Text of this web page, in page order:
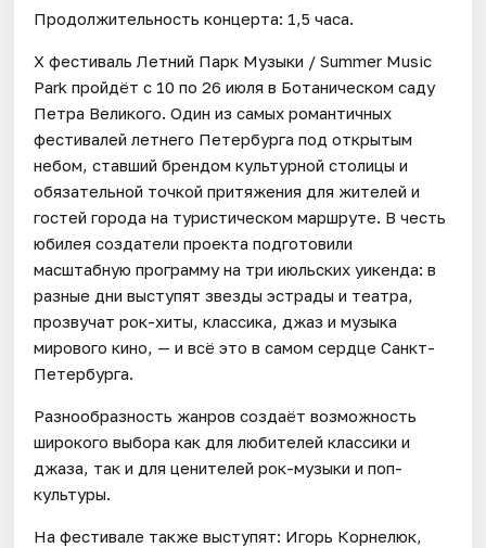
Продолжительность концерта: 1,5 часа.
Х фестиваль Летний Парк Музыки / Summer Music
Park пройдёт с 10 по 26 июля в Ботаническом саду
Петра Великого. Один из самых романтичных
фестивалей летнего Петербурга под открытым
небом, ставший брендом культурной столицы и
обязательной точкой притяжения для жителей и
гостей города на туристическом маршруте. В честь
юбилея создатели проекта подготовили
масштабную программу на три июльских уикенда: в
разные дни выступят звезды эстрады и театра,
прозвучат рок-хиты, классика, джаз и музыка
мирового кино, — и всё это в самом сердце Санкт-
Петербурга.
Разнообразность жанров создаёт возможность
широкого выбора как для любителей классики и
джаза, так и для ценителей рок-музыки и поп-
культуры.
На фестивале также выступят: Игорь Корнелюк,